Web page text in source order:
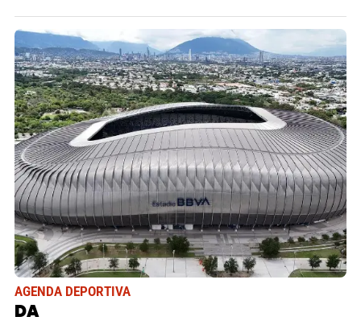
AGENDA DEPORTIVA
DA